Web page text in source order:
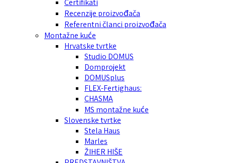
Certifikati
Recenzije proizvođača
Referentni članci proizvođača
Montažne kuće
Hrvatske tvrtke
Studio DOMUS
Domprojekt
DOMUSplus
FLEX-Fertighaus:
CHASMA
MS montažne kuće
Slovenske tvrtke
Stela Haus
Marles
ŽIHER HIŠE